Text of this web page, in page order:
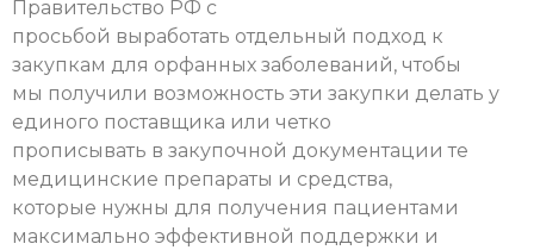
Правительство РФ с
просьбой выработать отдельный подход к
закупкам для орфанных заболеваний, чтобы
мы получили возможность эти закупки делать у
единого поставщика или четко
прописывать в закупочной документации те
медицинские препараты и средства,
которые нужны для получения пациентами
максимально эффективной поддержки и